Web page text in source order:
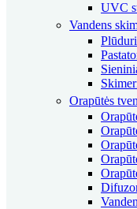
UVC
Vandens
Orapūtės